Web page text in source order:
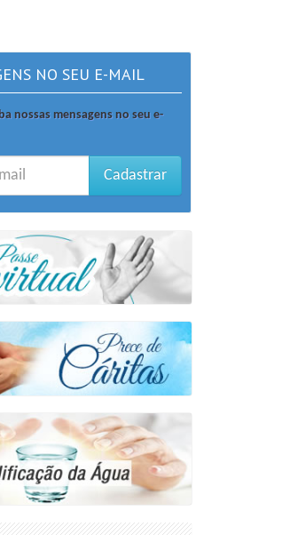
NO SEU E-MAIL
nossas mensagens no seu e-
Cadastrar